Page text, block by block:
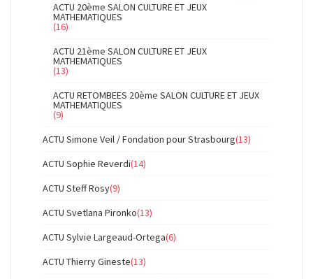
ACTU 20ème SALON CULTURE ET JEUX
MATHEMATIQUES
(16)
ACTU 21ème SALON CULTURE ET JEUX
MATHEMATIQUES
(13)
ACTU RETOMBEES 20ème SALON CULTURE ET JEUX
MATHEMATIQUES
(9)
ACTU Simone Veil / Fondation pour Strasbourg(13)
ACTU Sophie Reverdi(14)
ACTU Steff Rosy(9)
ACTU Svetlana Pironko(13)
ACTU Sylvie Largeaud-Ortega(6)
ACTU Thierry Gineste(13)